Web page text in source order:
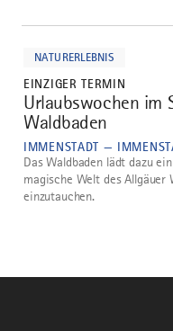
NATURERLEBNIS
EINZIGER TERMIN
5
Urlaubswochen im
Waldbaden
IMMENSTADT —
Das Waldbaden lädt dazu
magische Welt des Allgäuer
einzutauchen.